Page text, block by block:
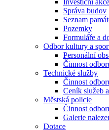
Investiční akce
Správa budov
Seznam
Pozemky
Formuláře a
Odbor kultury a
Personální
Činnost
Technické služby
Činnost
Ceník služeb
Městská policie
Činnost
Galerie
Dotace